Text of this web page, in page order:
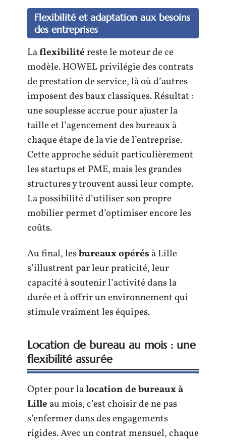
Flexibilité et adaptation aux besoins
des entreprises
Laflexibilitéreste le moteur de ce
modèle. HOWEL privilégie des contrats
de prestation de service, là où d’autres
imposent des baux classiques. Résultat :
une souplesse accrue pour ajuster la
taille et l’agencement des bureaux à
chaque étape de la vie de l’entreprise.
Cette approche séduit particulièrement
les startups et PME, mais les grandes
structures y trouvent aussi leur compte.
La possibilité d’utiliser son propre
mobilier permet d’optimiser encore les
coûts.
Au final, lesbureaux opérés à Lille
s’illustrent par leur praticité, leur
capacité à soutenir l’activité dans la
durée et à offrir un environnement qui
stimule vraiment les équipes.
Location de bureau au mois : une
flexibilité assurée
Opter pour lalocation de bureaux à
Lille au mois, c’est choisir de ne pas
s’enfermer dans des engagements
rigides. Avec un contrat mensuel, chaque